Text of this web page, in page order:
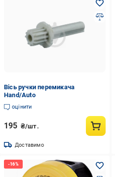
Вісь ручки перемикача
Hand/Auto
оцінити
195 ₴/шт.
Доставимо